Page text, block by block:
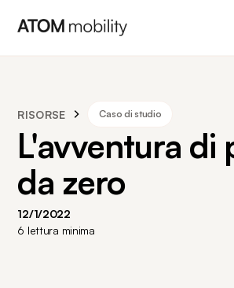
RISORSE Caso di studio
L'avventura di
da zero
12/1/2022
6 lettura minima